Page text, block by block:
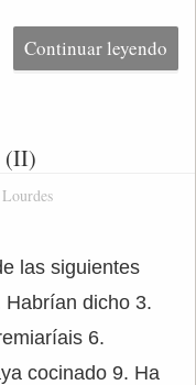
Continuar leyendo
(II)
las siguientes
dicho 3.
6.
cocinado 9. Ha